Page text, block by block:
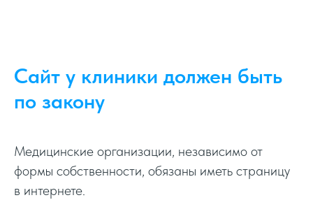
Сайт у клиники должен быть
по закону
Медицинские организации, независимо от
формы собственности, обязаны иметь страницу
в интернете.